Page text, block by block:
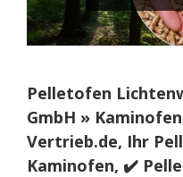
Pelletofen
GmbH »
Vertrieb.de, Ihr
Kaminofen, ✔️